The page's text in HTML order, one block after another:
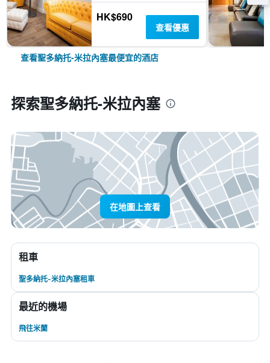
HK$690
查看優惠
查看聖多納托-米拉內塞最便宜的酒店
探索聖多納托-米拉內塞
在地圖上查看
租車
聖多納托-米拉內塞租車
最近的機場
飛往米蘭